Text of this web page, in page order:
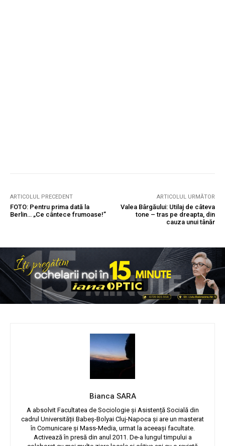
ARTICOLUL PRECEDENT
FOTO: Pentru prima dată la
Berlin… „Ce cântece frumoase!”
ARTICOLUL URMĂTOR
Valea Bârgăului: Utilaj de câteva
tone – tras pe dreapta, din
cauza unui tânăr
Bianca SARA
A absolvit Facultatea de Sociologie și Asistență Socială din
cadrul Universității Babeș-Bolyai Cluj-Napoca și are un masterat
în Comunicare și Mass-Media, urmat la aceeași facultate.
Activează în presă din anul 2011. De-a lungul timpului a